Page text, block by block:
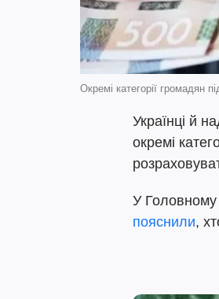
Окремі категорії громадян
Українці й
окремі
У Головному
пояснили,